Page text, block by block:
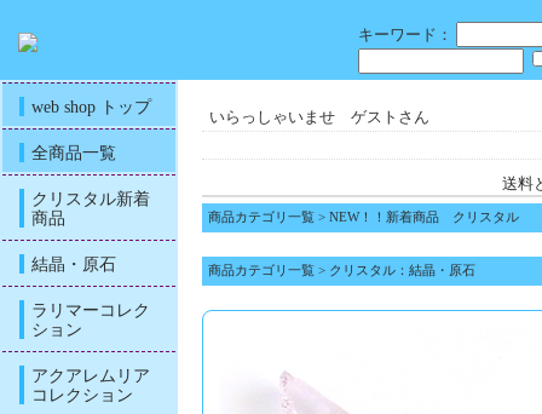
キーワード：
web shop トップ
全商品一覧
クリスタル新着
商品
結晶・原石
ラリマーコレク
ション
アクアレムリア
コレクション
いらっしゃいませ ゲストさん
送料
商品カテゴリ一覧 > NEW！！新着商品 クリスタル
商品カテゴリ一覧 > クリスタル：結晶・原石